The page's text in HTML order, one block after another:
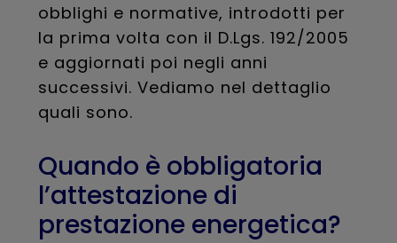
obblighi e normative, introdotti per
la prima volta con il D.Lgs. 192/2005
e aggiornati poi negli anni
successivi. Vediamo nel dettaglio
quali sono.
Quando è obbligatoria
l’attestazione di
prestazione energetica?